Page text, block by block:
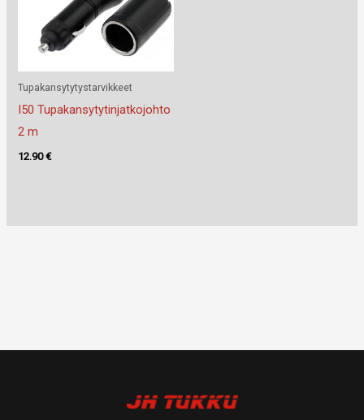
Tupakansytytystarvikkeet
I50 Tupakansytytinjatkojohto
2 m
12.90€